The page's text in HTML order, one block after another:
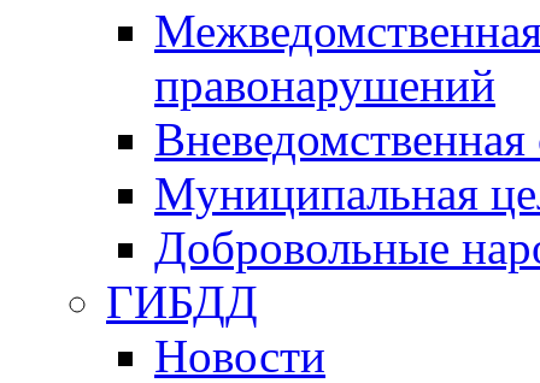
правонарушений
Вневедомственная
Муниципальная
Добровольные
ГИБДД
Новости